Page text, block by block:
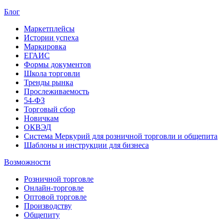
Блог
Маркетплейсы
Истории успеха
Маркировка
ЕГАИС
Формы документов
Школа торговли
Тренды рынка
Прослеживаемость
54-ФЗ
Торговый сбор
Новичкам
ОКВЭД
Система Меркурий для розничной торговли и общепита
Шаблоны и инструкции для бизнеса
Возможности
Розничной торговле
Онлайн-торговле
Оптовой торговле
Производству
Общепиту